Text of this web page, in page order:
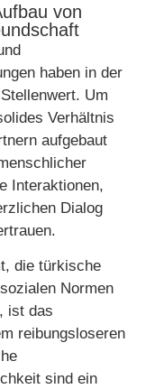
von
haben in der
Um
Verhältnis
aufgebaut
Interaktionen,
Dialog
die türkische
Normen
ist das
reibungsloseren
sind ein